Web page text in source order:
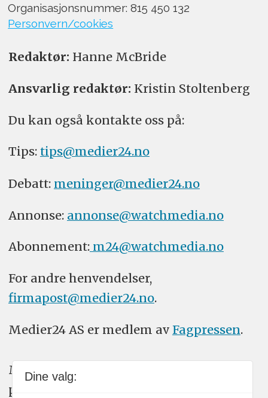
Organisasjonsnummer: 815 450 132
Personvern/cookies
Redaktør: Hanne McBride
Ansvarlig redaktør: Kristin Stoltenberg
Du kan også kontakte oss på:
Tips: tips@medier24.no
Debatt: meninger@medier24.no
Annonse: annonse@watchmedia.no
Abonnement:m24@watchmedia.no
For andre henvendelser,
firmapost@medier24.no.
Medier24 AS er medlem av Fagpressen.
Medier24 arbeider etter Vær Varsom-
plakatens regler for god presseskikk.
Dine valg: